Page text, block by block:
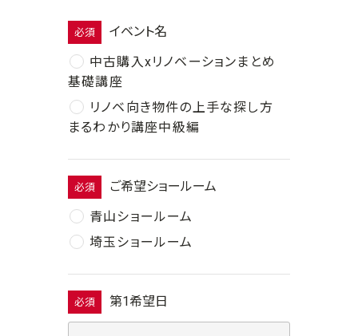
必須
イベント名
中古購入xリノベーションまとめ
基礎講座
リノベ向き物件の上手な探し方
まるわかり講座中級編
必須
ご希望ショールーム
青山ショールーム
埼玉ショールーム
必須 第1希望日